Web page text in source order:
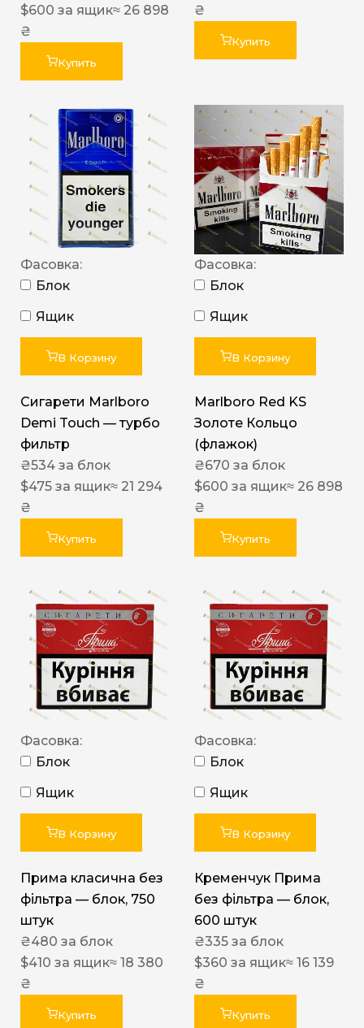
$600 за ящик≈ 26 898
₴
Купить
₴
Купить
Фасовка:
Блок
Ящик
В Корзину
Сигарети Marlboro
Demi Touch — турбо
фильтр
₴534 за блок
$475 за ящик≈ 21 294
₴
Купить
Фасовка:
Блок
Ящик
В Корзину
Marlboro Red KS
Золоте Кольцо
(флажок)
₴670 за блок
$600 за ящик≈ 26 898
₴
Купить
Фасовка:
Блок
Ящик
В Корзину
Прима класична без
фільтра — блок, 750
штук
₴480 за блок
$410 за ящик≈ 18 380
₴
Купить
Фасовка:
Блок
Ящик
В Корзину
Кременчук Прима
без фільтра — блок,
600 штук
₴335 за блок
$360 за ящик≈ 16 139
₴
Купить